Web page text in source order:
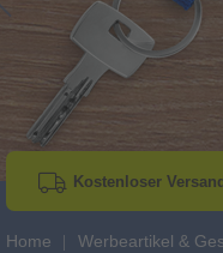
Go to Previous Slide
Kostenloser
Home Werbeartikel &